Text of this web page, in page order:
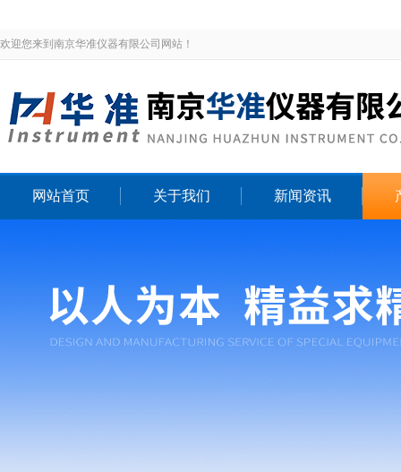
欢迎您来到南京华准仪器有限公司网站！
网站首页 关于我们 新闻资讯